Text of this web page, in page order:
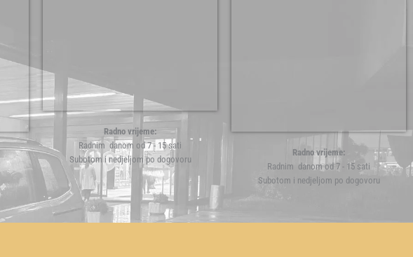
Radno vrijeme:
Radnim danom od 7 - 15 sati
Subotom i nedjeljom po dogovoru
Radno vrijeme:
Radnim danom od 7 - 15 sati
Subotom i nedjeljom po dogovoru